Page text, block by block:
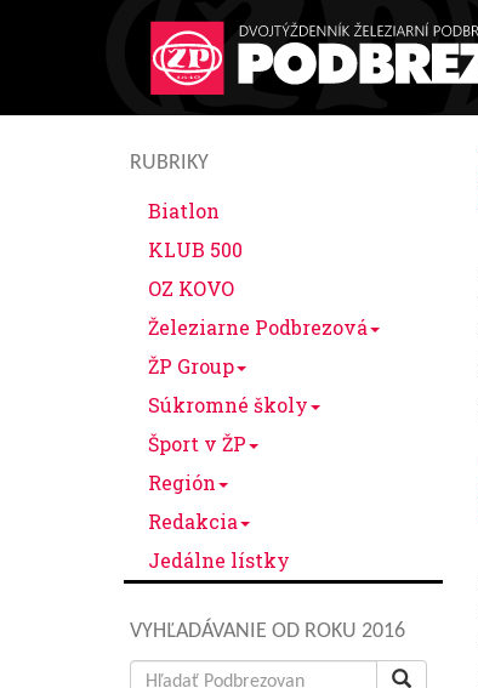
RUBRIKY
Biatlon
KLUB 500
OZ KOVO
Železiarne Podbrezová
ŽP Group
Súkromné školy
Šport v ŽP
Región
Redakcia
Jedálne lístky
VYHĽADÁVANIE OD ROKU 2016
Search